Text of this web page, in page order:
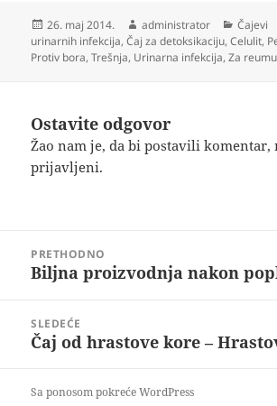
Objavljeno
26. maj 2014. Autor
administrator Čajevi
urinarnih infekcija,Čaj za detoksikaciju,Celulit,
Protiv bora,Trešnja, Urinarna infekcija,Za reumu
Ostavite odgovor
Žao nam je, da bi postavili
prijavljeni.
člankaPRETHODNO
Prethodni
Biljna proizvodnja nakon
SLEDEĆE
Sledeći
Čaj od hrastove kore –
Sa ponosom pokreće WordPress